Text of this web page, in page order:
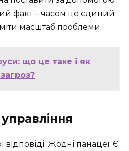
факт – часом це єдиний
масштаб проблеми.
що це таке і як
відповіді. Жодні панацеї. Є